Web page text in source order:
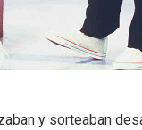
y sorteaban